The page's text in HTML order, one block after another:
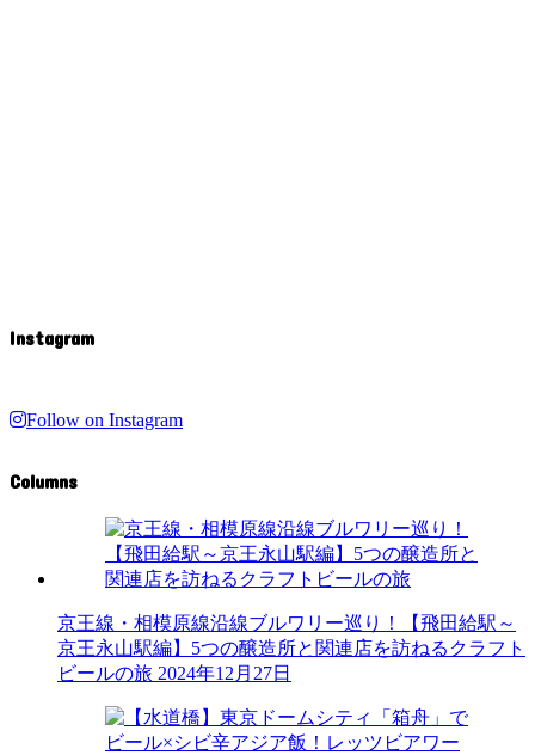
Instagram
Follow on Instagram
Columns
京王線・相模原線沿線ブルワリー巡り！【飛田給駅～
京王永山駅編】5つの醸造所と関連店を訪ねるクラフト
ビールの旅 2024年12月27日